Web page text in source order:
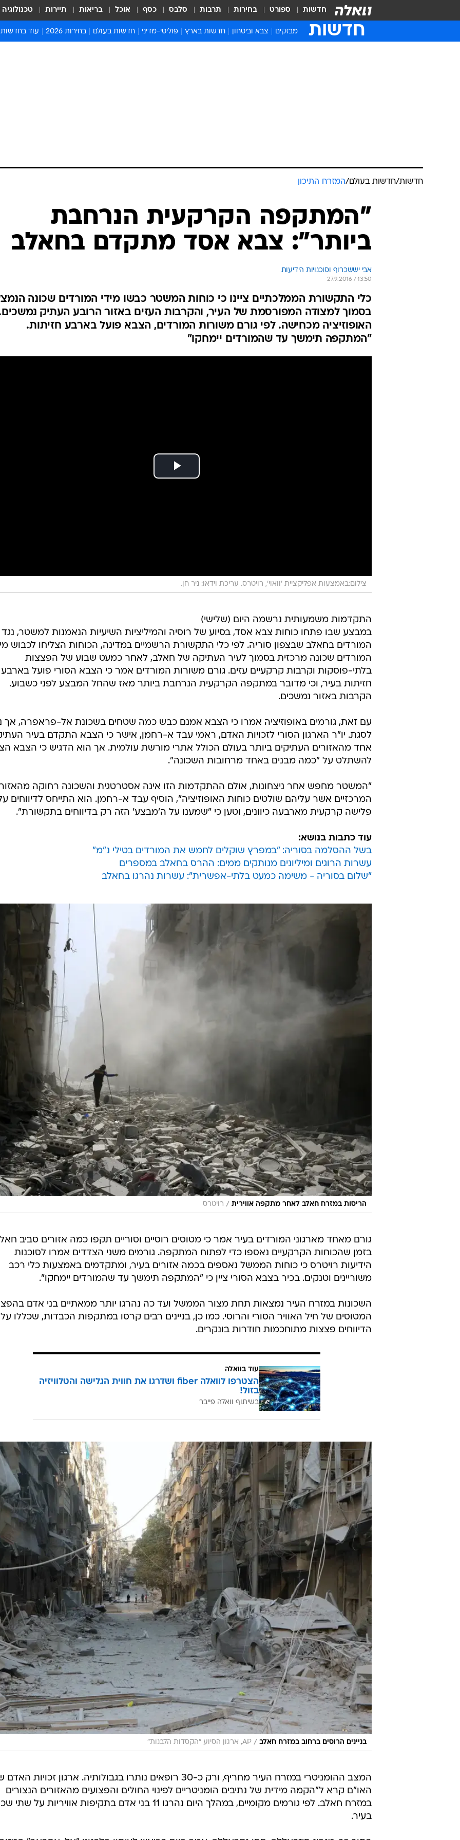
חדשות ספורט בחירות תרבות סלבס כסף אוכל בריאות תיירות טכנולוגיה
חדשות מבזקים צבא וביטחון חדשות בארץ פוליטי-מדיני חדשות בעולם בחירות 2026 עוד בחדשות
המייל האדום
חדשות/חדשות בעולם/המזרח התיכון
"המתקפה הקרקעית הנרחבת
ביותר": צבא אסד מתקדם בחאלב
אבי יששכרוף וסוכנויות הידיעות
27.9.2016 / 13:50
כלי התקשורת הממלכתיים ציינו כי כוחות המשטר כבשו מידי המורדים שכונה
בסמוך למצודה המפורסמת של העיר, והקרבות העזים באזור הרובע העתיק
האופוזיציה מכחישה. לפי גורם משורות המורדים, הצבא פועל בארבע חזיתות.
"המתקפה תימשך עד שהמורדים יימחקו"
צילום:באמצעות אפליקציית 'וואוי', רויטרס. עריכת וידאו: ניר חן.
התקדמות משמעותית נרשמה היום (שלישי)
במבצע שבו פתחו כוחות צבא אסד, בסיוע של רוסיה והמיליציות השיעיות הנאמנות למשטר, נגד
המורדים בחאלב שבצפון סוריה. לפי כלי התקשורת הרשמיים במדינה, הכוחות הצליחו לכבוש
המורדים שכונה מרכזית בסמוך לעיר העתיקה של חאלב, לאחר כמעט שבוע של הפצצות
בלתי-פוסקות וקרבות קרקעיים עזים. גורם משורות המורדים אמר כי הצבא הסורי פועל בארבע
חזיתות בעיר, וכי מדובר במתקפה הקרקעית הנרחבת ביותר מאז שהחל המבצע לפני כשבוע.
הקרבות באזור נמשכים.
עם זאת, גורמים באופוזיציה אמרו כי הצבא אמנם כבש כמה שטחים בשכונת אל-פראפרה, אך
לסגת. יו"ר הארגון הסורי לזכויות האדם, ראמי עבד א-רחמן, אישר כי הצבא התקדם בעיר
אחד מהאזורים העתיקים ביותר בעולם הכולל אתרי מורשת עולמית. אך הוא הדגיש כי הצבא
להשתלט על "כמה מבנים באחד מרחובות השכונה".
"המשטר מחפש אחר ניצחונות, אולם ההתקדמות הזו אינה אסטרטגית והשכונה רחוקה
המרכזיים אשר עליהם שולטים כוחות האופוזיציה", הוסיף עבד א-רחמן. הוא התייחס לדיווחים
פלישה קרקעית מארבעה כיוונים, וטען כי "שמענו על ה'מבצע' הזה רק בדיווחים בתקשורת".
עוד כתבות בנושא:
בשל ההסלמה בסוריה: "במפרץ שוקלים לחמש את המורדים בטילי נ"מ"
עשרות הרוגים ומיליונים מנותקים ממים: ההרס בחאלב במספרים
"שלום בסוריה - משימה כמעט בלתי-אפשרית": עשרות נהרגו בחאלב
הריסות במזרח חאלב לאחר מתקפה אווירית / רויטרס
גורם מאחד מארגוני המורדים בעיר אמר כי מטוסים רוסיים וסוריים תקפו כמה אזורים סביב
בזמן שהכוחות הקרקעיים נאספו כדי לפתוח המתקפה. גורמים משני הצדדים אמרו לסוכנות
הידיעות רויטרס כי כוחות הממשל נאספים בכמה אזורים בעיר, ומתקדמים באמצעות כלי רכב
משוריינים וטנקים. בכיר בצבא הסורי ציין כי "המתקפה תימשך עד שהמורדים יימחקו".
השכונות במזרח העיר נמצאות תחת מצור הממשל ועד כה נהרגו יותר ממאתיים בני אדם
המטוסים של חיל האוויר הסורי והרוסי. כמו כן, בניינים רבים קרסו במתקפות הכבדות, שכללו
הדיווחים פצצות מתוחכמות חודרות בונקרים.
עוד בוואלה
הצטרפו לוואלה fiber ושדרגו את חווית הגלישה והטלוויזיה
בזול!
בשיתוף וואלה פייבר
בניינים הרוסים ברחוב במזרח חאלב / AP, ארגון הסיוע "הקסדות הלבנות"
המצב ההומניטרי במזרח העיר מחריף, ורק כ-30 רופאים נותרו בגבולותיה. ארגון זכויות
האו"ם קרא ל"הקמה מידית של נתיבים הומניטריים לפינוי החולים והפצועים מהאזורים הנצורים
במזרח חאלב. לפי גורמים מקומיים, במהלך היום נהרגו 11 בני אדם בתקיפות אוויריות על
בעיר.